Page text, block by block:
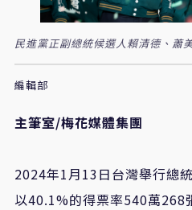
民進黨正副總統候選人賴清德、蕭
編輯部
主筆室/梅花媒體集團
2024年1月13日台灣舉行總
以40.1%的得票率540萬268